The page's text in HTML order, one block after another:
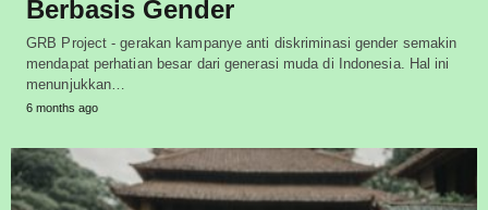
Berbasis Gender
GRB Project - gerakan kampanye anti diskriminasi gender semakin
mendapat perhatian besar dari generasi muda di Indonesia. Hal ini
menunjukkan…
6 months ago